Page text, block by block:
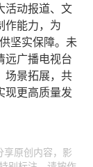
活动报道、文
作能力，为
坚实保障。未
远广播电视台
场景拓展，共
现更高质量发
享原创内容，影